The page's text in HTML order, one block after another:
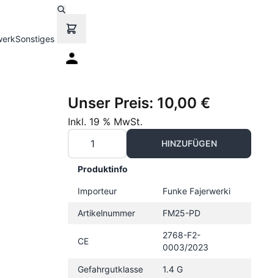
Sonstiges
Unser Preis: 10,00 €
Inkl. 19 % MwSt.
HINZUFÜGEN
Produktinfo
Importeur Funke Fajerwerki
Artikelnummer FM25-PD
CE
2768-F2-
0003/2023
Gefahrgutklasse 1.4 G